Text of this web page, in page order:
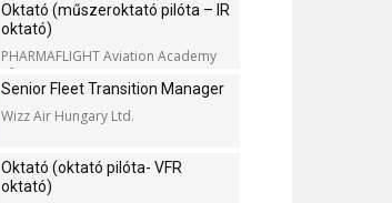
Oktató (műszeroktató pilóta – IR
oktató)
PHARMAFLIGHT Aviation Academy
Kft.
Senior Fleet Transition Manager
Wizz Air Hungary Ltd.
Oktató (oktató pilóta- VFR
oktató)